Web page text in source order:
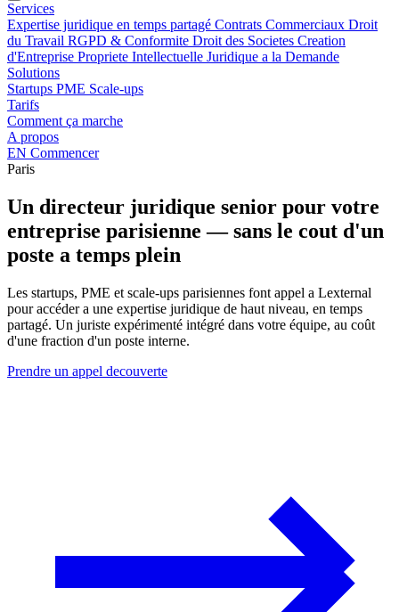
Services
Expertise juridique en temps partagé Contrats Commerciaux Droit
du Travail RGPD & Conformite Droit des Societes Creation
d'Entreprise Propriete Intellectuelle Juridique a la Demande
Solutions
Startups PME Scale-ups
Tarifs
Comment ça marche
A propos
EN Commencer
Paris
Un directeur juridique senior pour votre
entreprise parisienne — sans le cout d'un
poste a temps plein
Les startups, PME et scale-ups parisiennes font appel a Lexternal
pour accéder a une expertise juridique de haut niveau, en temps
partagé. Un juriste expérimenté intégré dans votre équipe, au coût
d'une fraction d'un poste interne.
Prendre un appel decouverte